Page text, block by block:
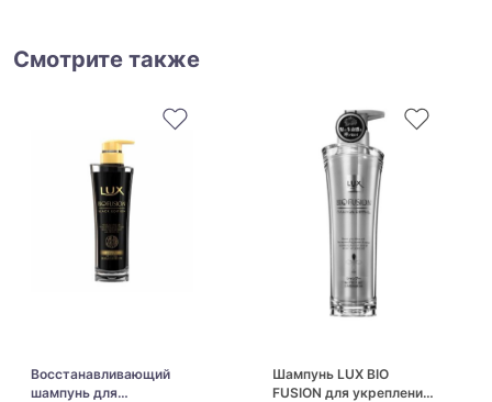
Смотрите также
Восстанавливающий
шампунь для
Шампунь LUX BIO
FUSION для укрепления